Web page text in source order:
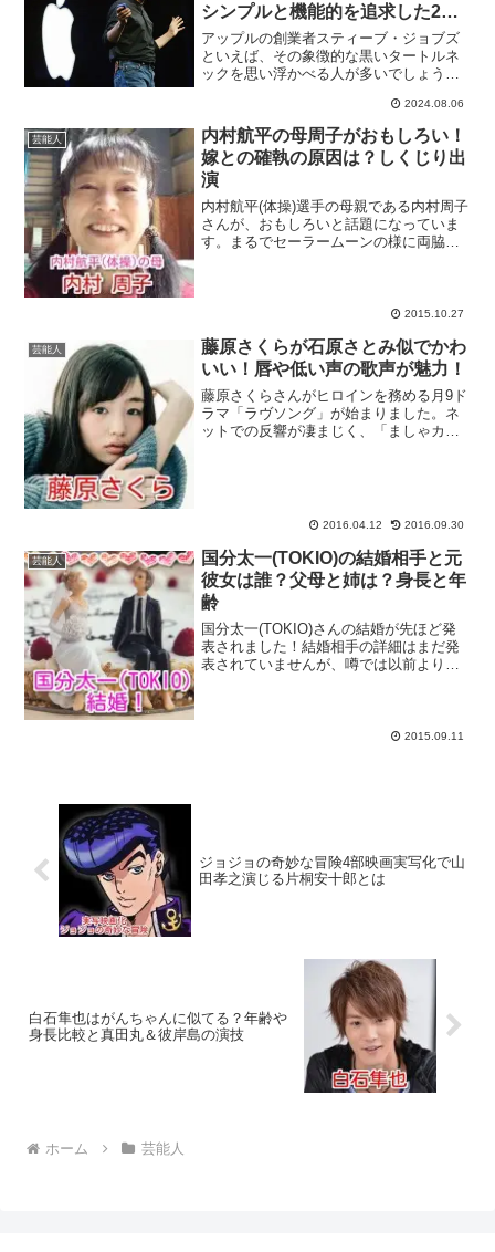
シンプルと機能的を追求した2人
のデザイナー
アップルの創業者スティーブ・ジョブズ
といえば、その象徴的な黒いタートルネ
ックを思い浮かべる人が多いでしょう。
トレードマークとなり、彼のシンプルで
ミニマルな美学を体現しています。この
タートルネックが特注品で...
2024.08.06
芸能人
内村航平の母周子がおもしろい！
嫁との確執の原因は？しくじり出
演
内村航平(体操)選手の母親である内村周子
さんが、おもしろいと話題になっていま
す。まるでセーラームーンの様に両脇で
2015.10.27
芸能人
藤原さくらが石原さとみ似でかわ
いい！唇や低い声の歌声が魅力！
藤原さくらさんがヒロインを務める月9ド
ラマ「ラヴソング」が始まりました。ネ
ットでの反響が凄まじく、「ましゃカッ
2016.04.12 2016.09.30
芸能人
国分太一(TOKIO)の結婚相手と元
彼女は誰？父母と姉は？身長と年
齢
国分太一(TOKIO)さんの結婚が先ほど発
表されました！結婚相手の詳細はまだ発
表されていませんが、噂では以前よりお
2015.09.11
ジョジョの奇妙な冒険4部映画実写化で山
田孝之演じる片桐安十郎とは
白石隼也はがんちゃんに似てる？年齢や
身長比較と真田丸＆彼岸島の演技
ホーム 芸能人